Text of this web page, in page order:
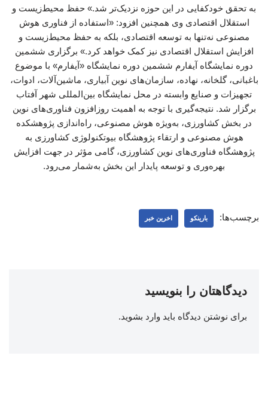
به تحقق خودکفایی در این حوزه نزدیک‌تر شد.» حفظ محیط‌زیست و
استقلال اقتصادی وی همچنین افزود: «استفاده از فناوری هوش
مصنوعی نه‌تنها به توسعه اقتصادی، بلکه به حفظ محیط‌زیست و
افزایش استقلال اقتصادی نیز کمک خواهد کرد.» برگزاری ششمین
دوره نمایشگاه آیفارم ششمین دوره نمایشگاه «آیفارم» با موضوع
باغبانی، گلخانه، نهاده، سازمان‌های نوین آبیاری، ماشین‌آلات، ادوات،
تجهیزات و صنایع وابسته در محل نمایشگاه بین‌المللی شهر آفتاب
برگزار شد. نتیجه‌گیری با توجه به اهمیت روزافزون فناوری‌های نوین
در بخش کشاورزی، به‌ویژه هوش مصنوعی، راه‌اندازی پژوهشکده
هوش مصنوعی و ارتقاء پژوهشگاه بیوتکنولوژی کشاورزی به
پژوهشگاه فناوری‌های نوین کشاورزی، گامی مؤثر در جهت افزایش
بهره‌وری و توسعه پایدار این بخش به‌شمار می‌رود.
برچسب‌ها: بارینکو اخرین خبر
دیدگاهتان را بنویسید
برای نوشتن دیدگاه باید وارد بشوید.